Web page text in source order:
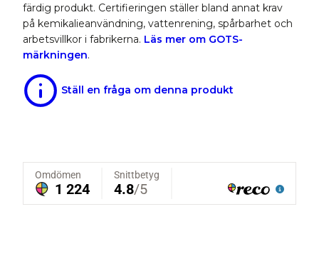
färdig produkt. Certifieringen ställer bland annat krav
på kemikalieanvändning, vattenrening, spårbarhet och
arbetsvillkor i fabrikerna. Läs mer om GOTS-
märkningen.
Ställ en fråga om denna produkt